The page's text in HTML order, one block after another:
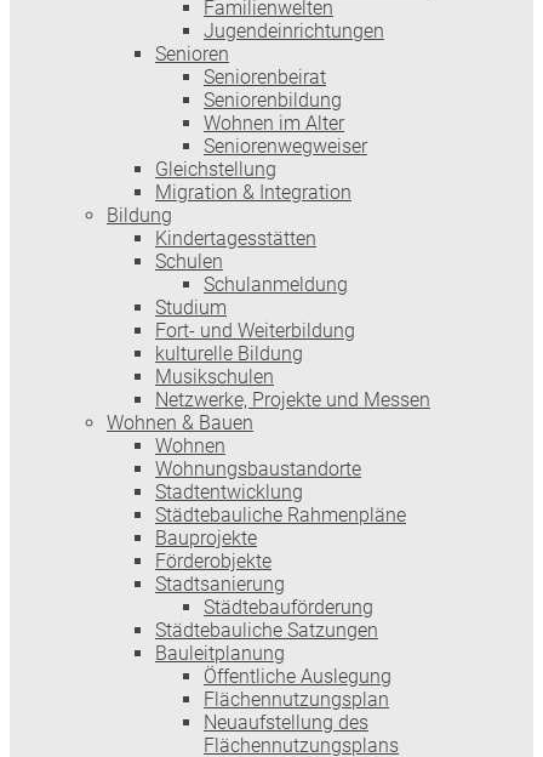
Familienwelten
Jugendeinrichtungen
Senioren
Seniorenbeirat
Seniorenbildung
Wohnen im Alter
Seniorenwegweiser
Gleichstellung
Migration & Integration
Bildung
Kindertagesstätten
Schulen
Schulanmeldung
Studium
Fort- und Weiterbildung
kulturelle Bildung
Musikschulen
Netzwerke, Projekte und Messen
Wohnen & Bauen
Wohnen
Wohnungsbaustandorte
Stadtentwicklung
Städtebauliche Rahmenpläne
Bauprojekte
Förderobjekte
Stadtsanierung
Städtebauförderung
Städtebauliche Satzungen
Bauleitplanung
Öffentliche Auslegung
Flächennutzungsplan
Neuaufstellung des
Flächennutzungsplans